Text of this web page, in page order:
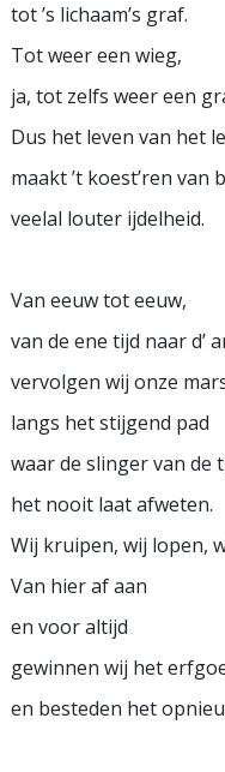
tot ’s lichaam’s graf.
Tot weer een wieg,
ja, tot zelfs weer een
Dus het leven van het
maakt ’t koest’ren van
veelal louter ijdelheid.
Van eeuw tot eeuw,
van de ene tijd naar d’
vervolgen wij onze
langs het stijgend pad
waar de slinger van de
het nooit laat afweten.
Wij kruipen, wij lopen,
Van hier af aan
en voor altijd
gewinnen wij het
en besteden het